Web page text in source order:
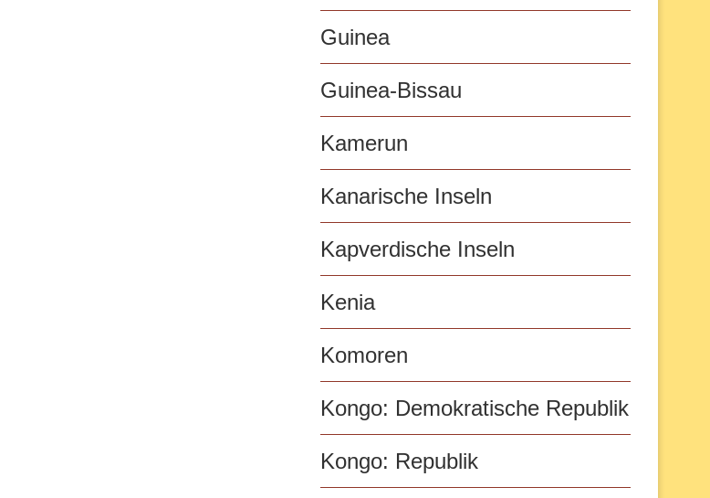
Guinea
Guinea-Bissau
Kamerun
Kanarische Inseln
Kapverdische Inseln
Kenia
Komoren
Kongo: Demokratische Republik
Kongo: Republik